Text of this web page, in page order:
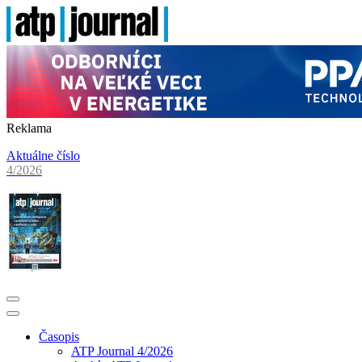
Reklama
Aktuálne číslo
4/2026
Časopis
ATP Journal 4/2026